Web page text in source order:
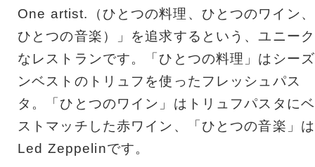
One artist.（ひとつの料理、ひとつのワイン、
ひとつの⾳楽）」を追求するという、ユニーク
なレストランです。「ひとつの料理」はシーズ
ンベストのトリュフを使ったフレッシュパス
タ。「ひとつのワイン」はトリュフパスタにベ
ストマッチした赤ワイン、「ひとつの⾳楽」は
Led Zeppelinです。